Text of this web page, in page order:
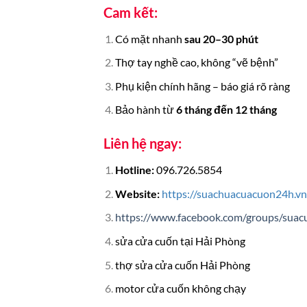
Cam kết:
Có mặt nhanh sau 20–30 phút
Thợ tay nghề cao, không “vẽ bệnh”
Phụ kiện chính hãng – báo giá rõ ràng
Bảo hành từ6 tháng đến 12 tháng
Liên hệ ngay:
Hotline:096.726.5854
Website: https://suachuacuacuon24h.vn
https://www.facebook.com/groups/
sửa cửa cuốn tại Hải Phòng
thợ sửa cửa cuốn Hải Phòng
motor cửa cuốn không chạy